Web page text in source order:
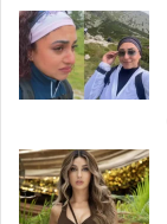
a
d
d
r
s